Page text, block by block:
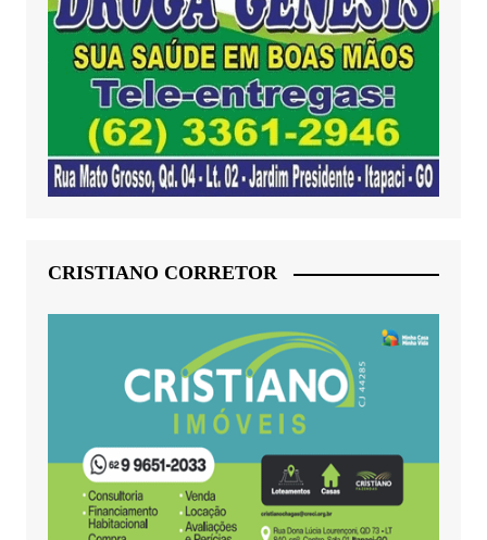
CRISTIANO CORRETOR